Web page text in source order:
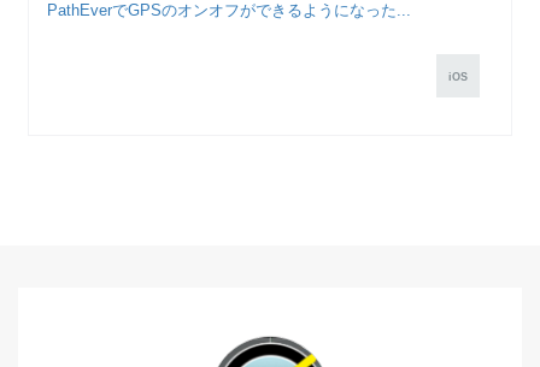
PathEverでGPSのオンオフができるようになった...
iOS